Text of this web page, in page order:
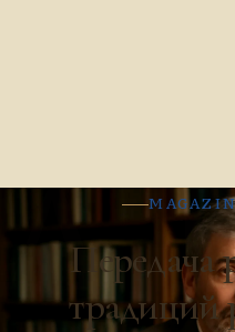
АПередача
традиций